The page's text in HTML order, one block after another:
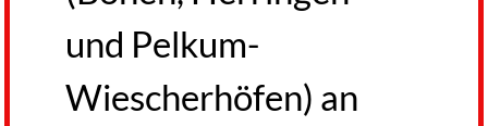
und Pelkum-
Wiescherhöfen) an